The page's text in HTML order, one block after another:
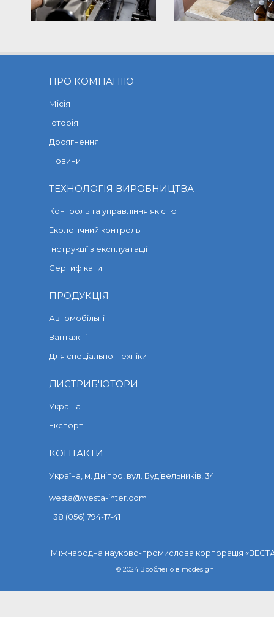
ПРО КОМПАНІЮ
Місія
Історія
Досягнення
Новини
ТЕХНОЛОГІЯ ВИРОБНИЦТВА
Контроль та управління якістю
Екологічний контроль
Інструкції з експлуатації
Сертифікати
ПРОДУКЦІЯ
Автомобільні
Вантажні
Для спеціальної техніки
ДИСТРИБ'ЮТОРИ
Україна
Експорт
КОНТАКТИ
Україна, м. Дніпро, вул. Будівельників, 34
westa@westa-inter.com
+38 (056) 794-17-41
Міжнародна науково-промислова корпорація
© 2024 Зроблено в mcdesign